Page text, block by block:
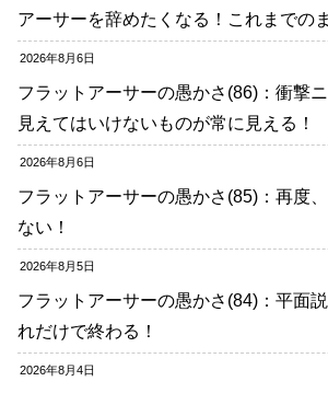
アーサーを辞めたくなる！これまでの
2026年8月6日
フラットアーサーの愚かさ(86)：衝撃
見えてはいけないものが常に見える！
2026年8月6日
フラットアーサーの愚かさ(85)：再度
ない！
2026年8月5日
フラットアーサーの愚かさ(84)：平面
れだけで終わる！
2026年8月4日